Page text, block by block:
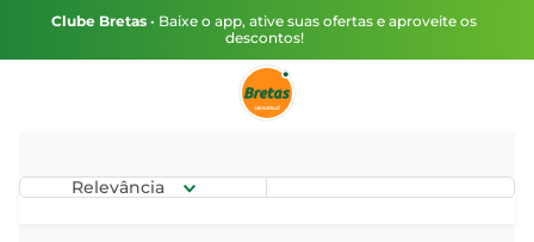
Clube Bretas • Baixe o app, ative suas ofertas e aproveite os
descontos!
Relevância